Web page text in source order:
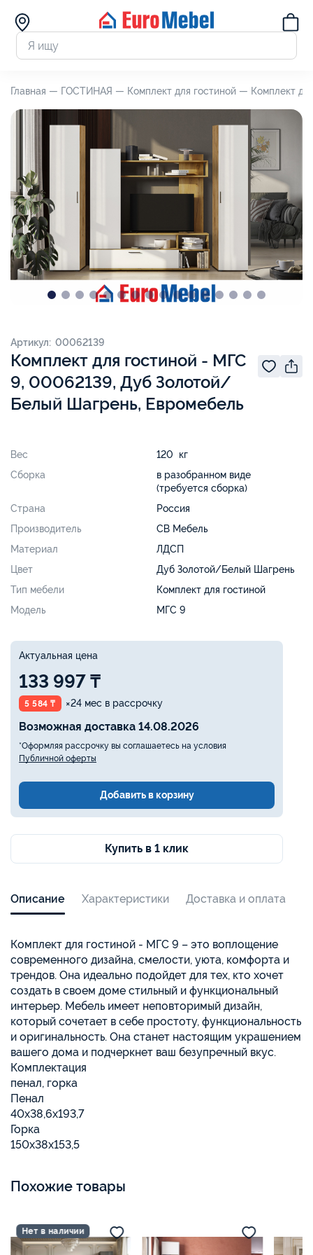
Главная — ГОСТИНАЯ — Комплект для гостиной — Комплект
Комплект для гостиной - МГС
9, 00062139, Дуб Золотой/
Белый Шагрень, Евромебель
Артикул: 00062139
Вес
120 кг
Сборка
в разобранном виде
(требуется сборка)
Страна
Россия
Производитель
СВ Мебель
Материал
ЛДСП
Цвет
Дуб Золотой/Белый Шагрень
Тип мебели
Комплект для гостиной
Модель
МГС 9
Актуальная цена
133 997 ₸
5 584 ₸ ×24 мес в рассрочку
Возможная доставка 14.08.2026
*Оформляя рассрочку вы соглашаетесь на условия
Публичной оферты
Добавить в корзину
Купить в 1 клик
Описание Характеристики Доставка и оплата
Комплект для гостиной - МГС 9 – это воплощение
современного дизайна, смелости, уюта, комфорта и
трендов. Она идеально подойдет для тех, кто хочет
создать в своем доме стильный и функциональный
интерьер. Мебель имеет неповторимый дизайн,
который сочетает в себе простоту, функциональность
и оригинальность. Она станет настоящим украшением
вашего дома и подчеркнет ваш безупречный вкус.
Комплектация
пенал, горка
Пенал
40х38,6х193,7
Горка
150х38х153,5
Похожие товары
Нет в наличии